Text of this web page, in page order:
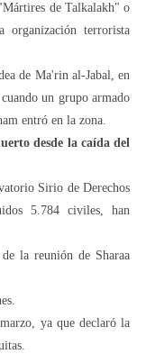
de Talkalakh" o
terrorista
de Ma'rin al-Jabal, en
un grupo armado
entró en la zona.
desde la caída del
Sirio de Derechos
5.784 civiles, han
la reunión de Sharaa
ya que declaró la